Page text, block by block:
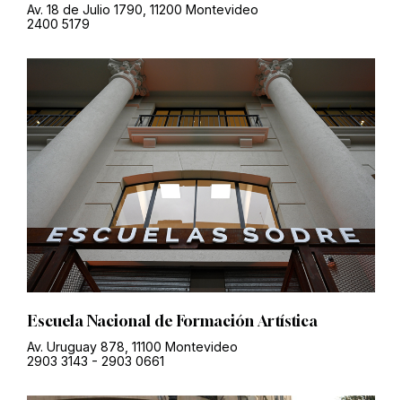
Av. 18 de Julio 1790, 11200 Montevideo
2400 5179
Escuela Nacional de Formación Artística
Av. Uruguay 878, 11100 Montevideo
2903 3143 - 2903 0661